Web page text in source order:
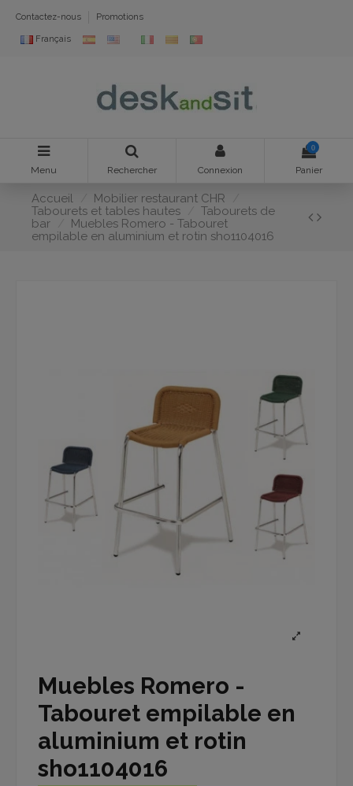
Contactez-nous Promotions
Français
Menu Rechercher Connexion
0
Panier
Accueil
Mobilier restaurant CHR
Tabourets et tables hautes
Tabourets de
bar
Muebles Romero - Tabouret
empilable en aluminium et rotin sho1104016
Muebles Romero -
Tabouret empilable en
aluminium et rotin
sho1104016